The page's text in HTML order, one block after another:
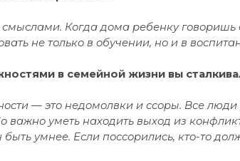
Когда дома ребенку
не только в обучении, но и в
в семейной жизни вы
— это недомолвки и ссоры. Все люди
важно уметь находить выход из
умнее. Если поссорились, кто-то